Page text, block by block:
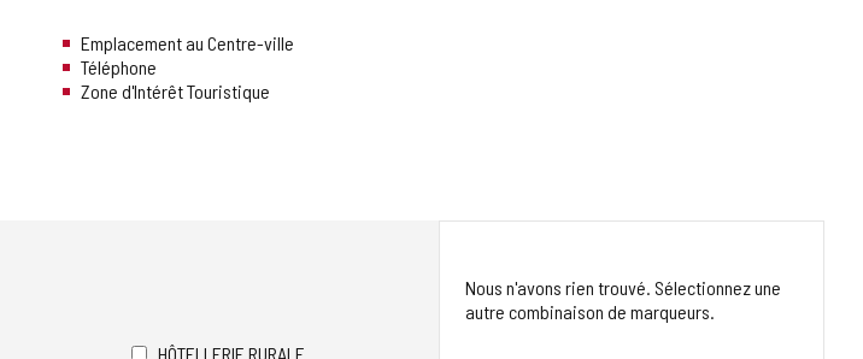
Emplacement au Centre-ville
Téléphone
Zone d'Intérêt Touristique
HÔTELLERIE RURALE
Nous n'avons rien trouvé. Sélectionnez une
autre combinaison de marqueurs.